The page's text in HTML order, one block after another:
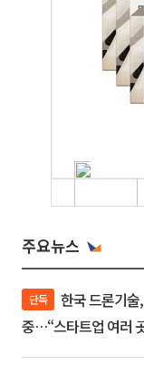
주요뉴스
단독
중…“스타트업 여러